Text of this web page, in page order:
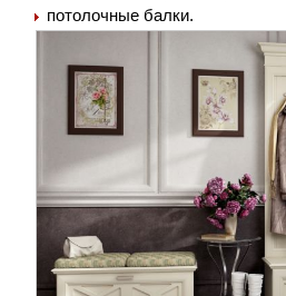
потолочные балки.